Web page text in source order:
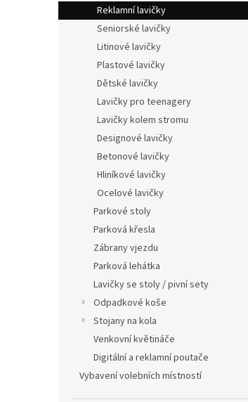
Reklamní lavičky
Seniorské lavičky
Litinové lavičky
Plastové lavičky
Dětské lavičky
Lavičky pro teenagery
Lavičky kolem stromu
Designové lavičky
Betonové lavičky
Hliníkové lavičky
Ocelové lavičky
Parkové stoly
Parková křesla
Zábrany vjezdu
Parková lehátka
Lavičky se stoly / pivní sety
Odpadkové koše
Stojany na kola
Venkovní květináče
Digitální a reklamní poutače
Vybavení volebních místností